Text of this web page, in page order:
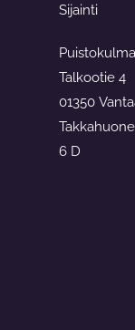
Sijainti
Puistokulma
Talkootie 4
01350
6 D